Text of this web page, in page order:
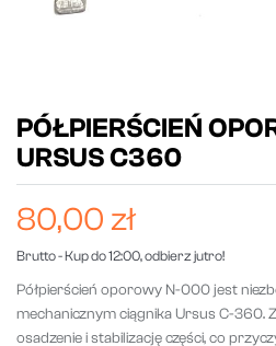
PÓŁPIERŚCIEŃ
URSUS C360
80,00 zł
Brutto- Kup do 12:00, odbierz jutro!
Półpierścień oporowy N-000 jest
mechanicznym ciągnika Ursus C-360.
osadzenie i stabilizację części, co